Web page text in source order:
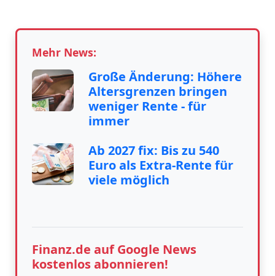
Mehr News:
Große Änderung: Höhere
Altersgrenzen bringen
weniger Rente - für
immer
Ab 2027 fix: Bis zu 540
Euro als Extra-Rente für
viele möglich
Finanz.de auf Google News
kostenlos abonnieren!